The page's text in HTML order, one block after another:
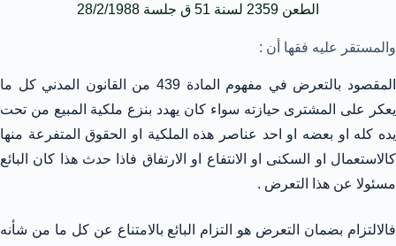
الطعن 2359 لسنة 51 ق جلسة 28/2/1988
والمستقر عليه فقها أن :
المقصود بالتعرض في مفهوم المادة 439 من القانون المدني كل ما
يعكر على المشترى حيازته سواء كان يهدد بنزع ملكية المبيع من تحت
يده كله او بعضه او احد عناصر هذه الملكية او الحقوق المتفرعة منها
كالاستعمال او السكنى او الانتفاع او الارتفاق فاذا حدث هذا كان البائع
مسئولا عن هذا التعرض .
فالالتزام بضمان التعرض هو التزام البائع بالامتناع عن كل ما من شأنه